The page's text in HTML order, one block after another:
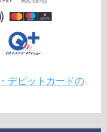
デビットカードの